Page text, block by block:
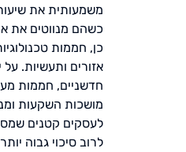
משמעותית את
כשהם מנווטים את
כן, חממות
אזורים ותעשיות.
חדשניים, חממות
מושכות השקעות
לעסקים קטנים
לרוב סיכוי גבוה